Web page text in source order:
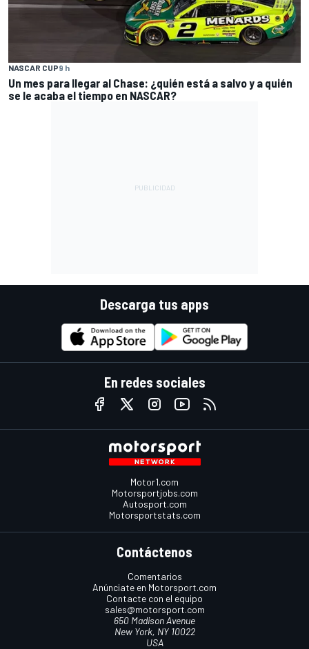
NASCAR CUP9 h
Un mes para llegar al Chase: ¿quién está a salvo y a quién
se le acaba el tiempo en NASCAR?
Descarga tus apps
En redes sociales
Motor1.com
Motorsportjobs.com
Autosport.com
Motorsportstats.com
Contáctenos
Comentarios
Anúnciate en Motorsport.com
Contacte con el equipo
sales@motorsport.com
650 Madison Avenue
New York, NY 10022
USA